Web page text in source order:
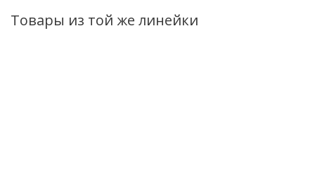
Товары из той же линейки